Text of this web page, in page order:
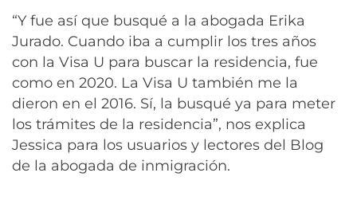
“Y fue así que busqué a la abogada Erika
Jurado. Cuando iba a cumplir los tres años
con la Visa U para buscar la residencia, fue
como en 2020. La Visa U también me la
dieron en el 2016. Sí, la busqué ya para meter
los trámites de la residencia”, nos explica
Jessica para los usuarios y lectores del Blog
de la abogada de inmigración.